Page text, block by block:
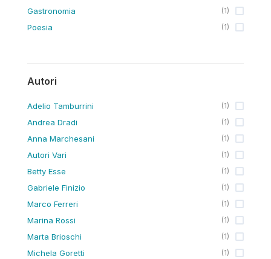
Gastronomia (1)
Poesia (1)
Autori
Adelio Tamburrini (1)
Andrea Dradi (1)
Anna Marchesani (1)
Autori Vari (1)
Betty Esse (1)
Gabriele Finizio (1)
Marco Ferreri (1)
Marina Rossi (1)
Marta Brioschi (1)
Michela Goretti (1)